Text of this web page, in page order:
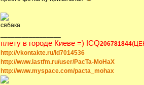
сябака
плету в городе Киеве =) ICQ206781844
http://vkontakte.ru/id7014536
http://www.lastfm.ru/user/PacTa-MoHaX
http://www.myspace.com/pacta_mohax